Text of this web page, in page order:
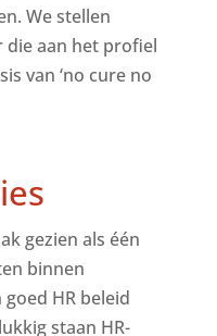
We stellen
aan het profiel
van ‘no cure no
gezien als één
binnen
HR beleid
staan HR-